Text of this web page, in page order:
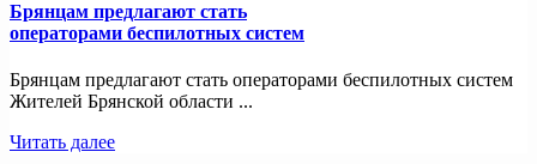
Брянцам предлагают стать
оперaторами бeспилотных систeм
Брянцам предлагают стать оперaторами бeспилотных систeм
Жителей Брянской области ...
Читать далее